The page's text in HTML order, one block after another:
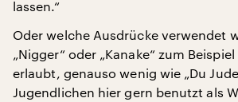
lassen.“
Oder welche Ausdrücke verwendet
„Nigger“ oder „Kanake“ zum
erlaubt, genauso wenig wie „Du
Jugendlichen hier gern benutzt als